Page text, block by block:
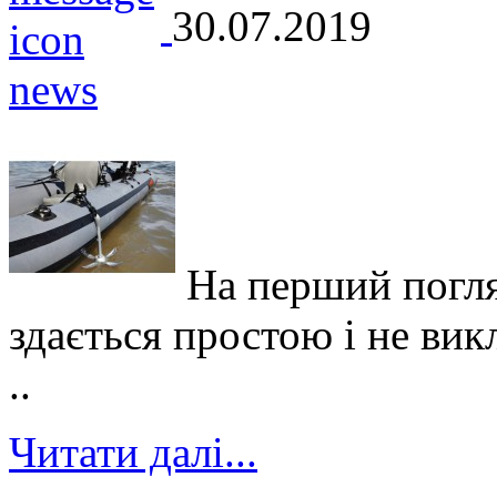
30.07.2019
На перший
здається простою і не
..
Читати далі...